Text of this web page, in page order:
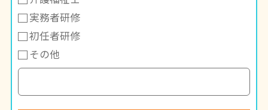
実務者研修
初任者研修
その他